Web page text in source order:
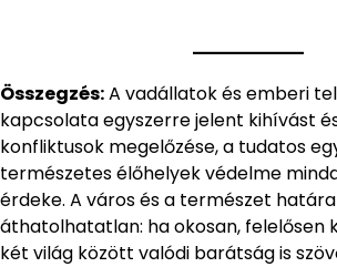
Összegzés:A vadállatok és emberi
kapcsolata egyszerre jelent kihívást
konfliktusok megelőzése, a tudatos
természetes élőhelyek védelme
érdeke. A város és a természet
áthatolhatatlan: ha okosan, felelősen
két világ között valódi barátság is